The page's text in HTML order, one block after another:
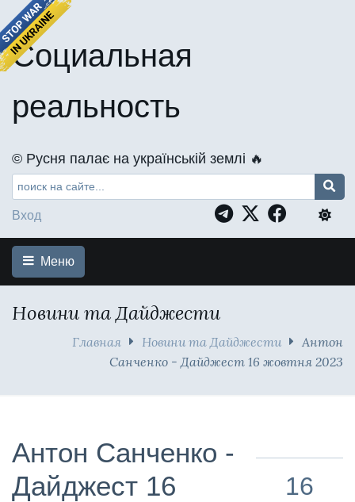
Социальная
реальность
©️ Русня палає на українській землі 🔥
Вход
Меню
Новини та Дайджести
Главная Новини та Дайджести
Антон
Санченко - Дайджест 16 жовтня 2023
Антон Санченко -
Дайджест 16
16